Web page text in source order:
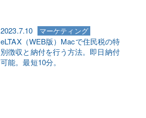
2023.7.10 マーケティング
eLTAX（WEB版）Macで住民税の特
別徴収と納付を行う方法。即日納付
可能。最短10分。